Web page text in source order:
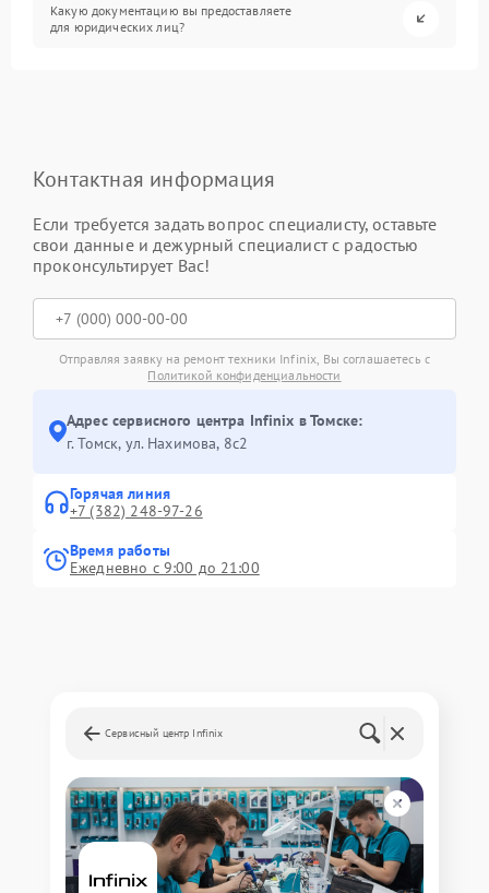
Какую документацию вы предоставляете
для юридических лиц?
Контактная информация
Если требуется задать вопрос специалисту, оставьте
свои данные и дежурный специалист с радостью
проконсультирует Вас!
Отправляя заявку на ремонт техники Infinix, Вы соглашаетесь с
Политикой конфиденциальности
Адрес сервисного центра Infinix в Томске:
г. Томск, ул. Нахимова, 8с2
Горячая линия
+7 (382) 248-97-26
Время работы
Ежедневно с 9:00 до 21:00
Сервисный центр Infinix